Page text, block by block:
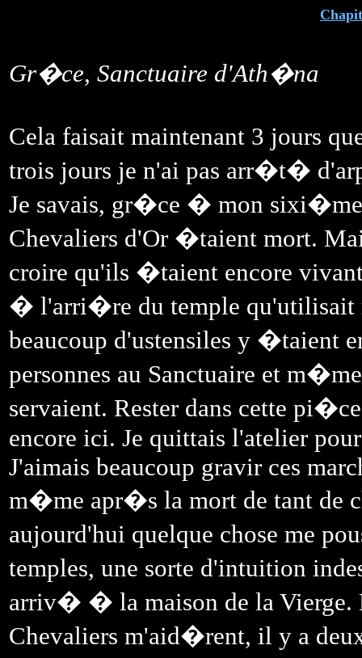
Gr�ce, Sanctuaire d'Ath�na
Cela faisait maintenant 3 jours
trois jours je n'ai pas arr�t�
Je savais, gr�ce � mon sixi�me
Chevaliers d'Or �taient mort.
croire qu'ils �taient encore
� l'arri�re du temple qu'utilisait
beaucoup d'ustensiles y �taient
personnes au Sanctuaire et
servaient. Rester dans cette
encore ici. Je quittais l'atelier
J'aimais beaucoup gravir ces
m�me apr�s la mort de tant de
aujourd'hui quelque chose me
temples, une sorte d'intuition
arriv� � la maison de la
Chevaliers m'aid�rent, il y a